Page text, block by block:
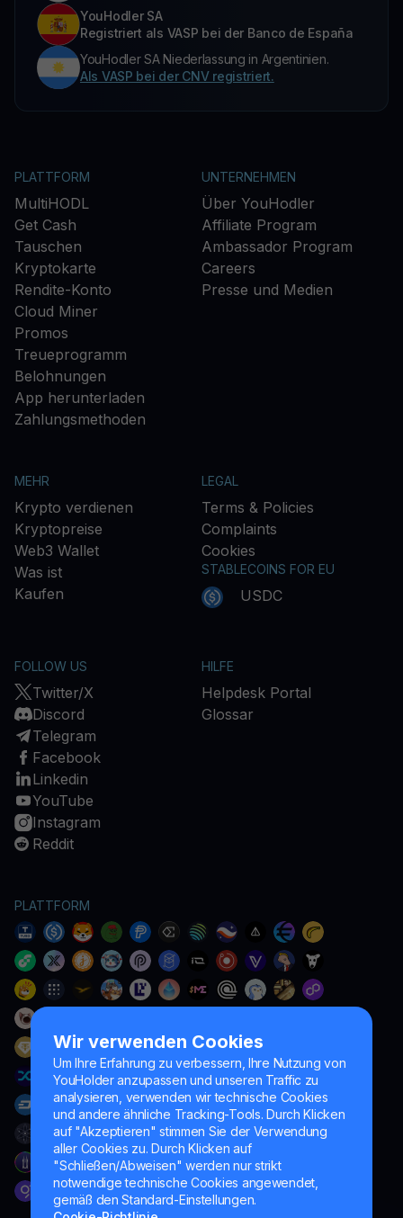
Wir verwenden Cookies
Um Ihre Erfahrung zu verbessern, Ihre Nutzung von
YouHolder anzupassen und unseren Traffic zu
analysieren, verwenden wir technische Cookies
und andere ähnliche Tracking-Tools. Durch Klicken
auf "Akzeptieren" stimmen Sie der Verwendung
aller Cookies zu. Durch Klicken auf
"Schließen/Abweisen" werden nur strikt
notwendige technische Cookies angewendet,
gemäß den Standard-Einstellungen.
YouHodler SA
Registriert als VASP bei der Banco de España
YouHodler SA Niederlassung in Argentinien.
Als VASP bei der CNV registriert.
PLATTFORM
MultiHODL
Get Cash
Tauschen
Kryptokarte
Rendite-Konto
Cloud Miner
Promos
Treueprogramm
Belohnungen
App herunterladen
Zahlungsmethoden
UNTERNEHMEN
Über YouHodler
Affiliate Program
Ambassador Program
Careers
Presse und Medien
MEHR
Krypto verdienen
Kryptopreise
Web3 Wallet
Was ist
Kaufen
LEGAL
Terms & Policies
Complaints
Cookies
STABLECOINS FOR EU
USDC
FOLLOW US
Twitter/X
Discord
Telegram
Facebook
Linkedin
YouTube
Instagram
Reddit
HILFE
Helpdesk Portal
Glossar
PLATTFORM